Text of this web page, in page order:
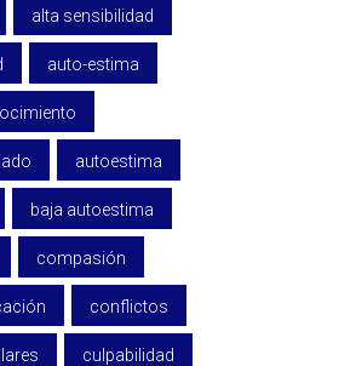
alta sensibilidad
auto-estima
autoestima
baja autoestima
compasión
conflictos
culpabilidad